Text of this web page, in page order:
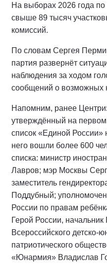
На выборах 2026 года по
свыше 89 тысяч
комиссий.
По словам Сергея
партия развернёт
наблюдения за ходом
сообщений о возможных
Напомним, ранее
утверждённый на
список «Единой России»
него вошли более 600
списка: министр
Лавров; мэр Москвы
заместитель
Поддубный;
России по правам
Герой России, начальник
Всероссийского детско-
патриотического
«Юнармия» Владислав